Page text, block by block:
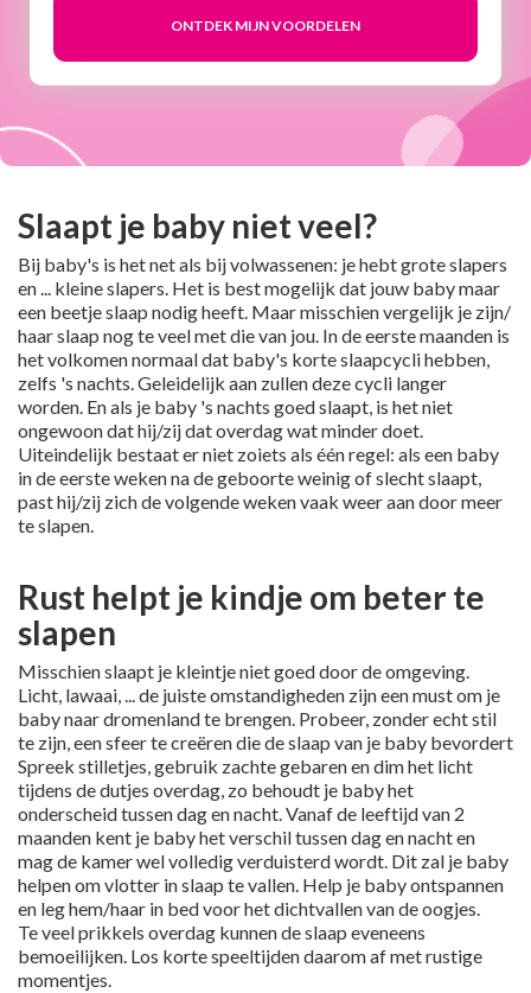
Slaapt je baby niet veel?
Bij baby's is het net als bij volwassenen: je hebt grote slapers
en ... kleine slapers. Het is best mogelijk dat jouw baby maar
een beetje slaap nodig heeft. Maar misschien vergelijk je zijn/
haar slaap nog te veel met die van jou. In de eerste maanden is
het volkomen normaal dat baby's korte slaapcycli hebben,
zelfs 's nachts. Geleidelijk aan zullen deze cycli langer
worden. En als je baby 's nachts goed slaapt, is het niet
ongewoon dat hij/zij dat overdag wat minder doet.
Uiteindelijk bestaat er niet zoiets als één regel: als een baby
in de eerste weken na de geboorte weinig of slecht slaapt,
past hij/zij zich de volgende weken vaak weer aan door meer
te slapen.
Rust helpt je kindje om beter te
slapen
Misschien slaapt je kleintje niet goed door de omgeving.
Licht, lawaai, ... de juiste omstandigheden zijn een must om je
baby naar dromenland te brengen. Probeer, zonder echt stil
te zijn, een sfeer te creëren die de slaap van je baby bevordert
Spreek stilletjes, gebruik zachte gebaren en dim het licht
tijdens de dutjes overdag, zo behoudt je baby het
onderscheid tussen dag en nacht. Vanaf de leeftijd van 2
maanden kent je baby het verschil tussen dag en nacht en
mag de kamer wel volledig verduisterd wordt. Dit zal je baby
helpen om vlotter in slaap te vallen. Help je baby ontspannen
en leg hem/haar in bed voor het dichtvallen van de oogjes.
Te veel prikkels overdag kunnen de slaap eveneens
bemoeilijken. Los korte speeltijden daarom af met rustige
momentjes.